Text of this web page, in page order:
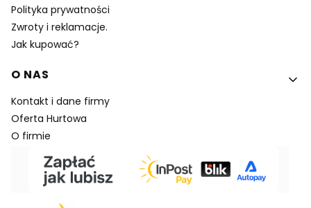
Polityka prywatności
Zwroty i reklamacje.
Jak kupować?
O NAS
Kontakt i dane firmy
Oferta Hurtowa
O firmie